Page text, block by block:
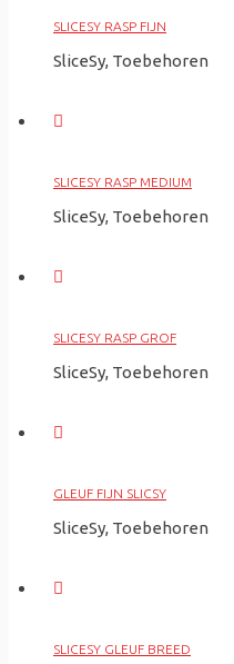
SLICESY RASP FIJN
SliceSy, Toebehoren
SLICESY RASP MEDIUM
SliceSy, Toebehoren
SLICESY RASP GROF
SliceSy, Toebehoren
GLEUF FIJN SLICSY
SliceSy, Toebehoren
SLICESY GLEUF BREED